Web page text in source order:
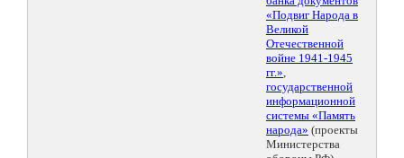
«Подвиг Народа в
Великой
Отечественной
войне 1941-1945
гг.»,
государственной
информационной
системы «Память
народа» (проекты
Министерства